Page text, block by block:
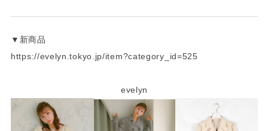
▼新商品
https://evelyn.tokyo.jp/item?category_id=525
evelyn